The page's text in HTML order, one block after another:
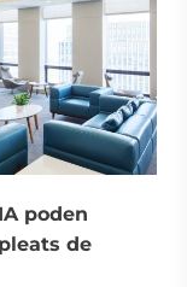
poden
de